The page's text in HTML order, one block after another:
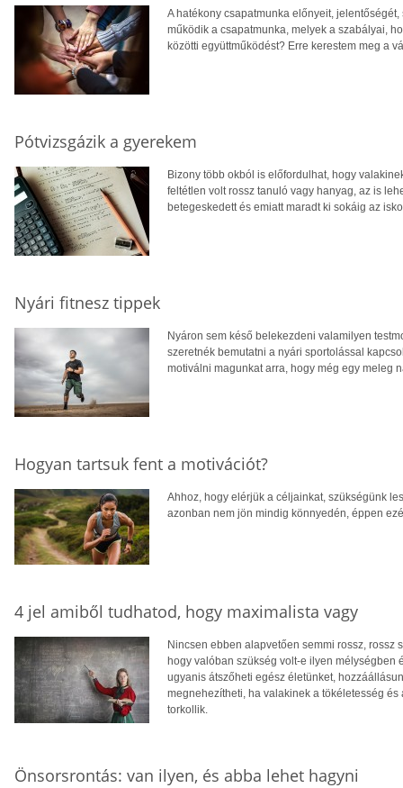
A hatékony csapatmunka előnyeit,
működik a csapatmunka, melyek a szabályai,
közötti együttműködést? Erre kerestem meg a
Pótvizsgázik a gyerekem
Bizony több okból is előfordulhat, hogy
feltétlen volt rossz tanuló vagy hanyag, az is
betegeskedett és emiatt maradt ki sokáig az
Nyári fitnesz tippek
Nyáron sem késő belekezdeni valamilyen
szeretnék bemutatni a nyári sportolással
motiválni magunkat arra, hogy még egy meleg
Hogyan tartsuk fent a motivációt?
Ahhoz, hogy elérjük a céljainkat, szükségünk
azonban nem jön mindig könnyedén, éppen
4 jel amiből tudhatod, hogy maximalista vagy
Nincsen ebben alapvetően semmi rossz,
hogy valóban szükség volt-e ilyen mélységben
ugyanis átszőheti egész életünket,
megnehezítheti, ha valakinek a tökéletesség
torkollik.
Önsorsrontás: van ilyen, és abba lehet hagyni